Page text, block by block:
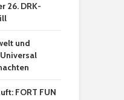
26. DRK-
und
FORT FUN